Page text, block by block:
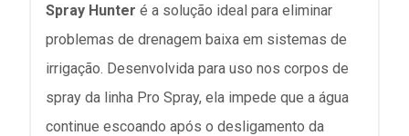
Spray Hunter é a solução ideal para eliminar
problemas de drenagem baixa em sistemas de
irrigação. Desenvolvida para uso nos corpos de
spray da linha Pro Spray, ela impede que a água
continue escoando após o desligamento da